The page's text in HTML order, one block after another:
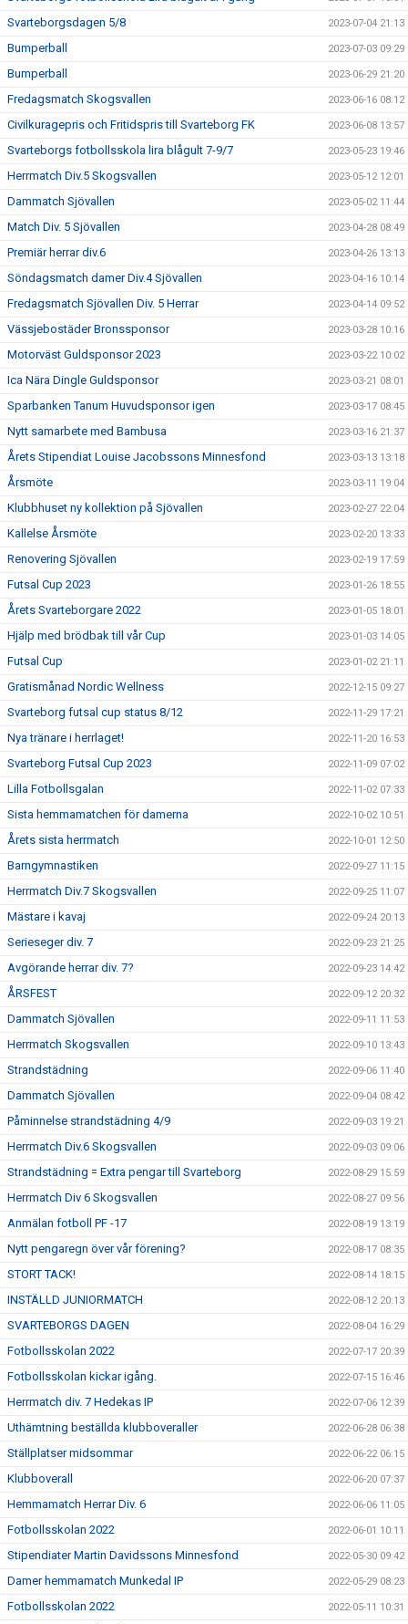
Svarteborgsdagen 5/8 2023-07-04 21:13
Bumperball 2023-07-03 09:29
Bumperball 2023-06-29 21:20
Fredagsmatch Skogsvallen 2023-06-16 08:12
Civilkuragepris och Fritidspris till Svarteborg FK 2023-06-08 13:57
Svarteborgs fotbollsskola lira blågult 7-9/7 2023-05-23 19:46
Herrmatch Div.5 Skogsvallen 2023-05-12 12:01
Dammatch Sjövallen 2023-05-02 11:44
Match Div. 5 Sjövallen 2023-04-28 08:49
Premiär herrar div.6 2023-04-26 13:13
Söndagsmatch damer Div.4 Sjövallen 2023-04-16 10:14
Fredagsmatch Sjövallen Div. 5 Herrar 2023-04-14 09:52
Vässjebostäder Bronssponsor 2023-03-28 10:16
Motorväst Guldsponsor 2023 2023-03-22 10:02
Ica Nära Dingle Guldsponsor 2023-03-21 08:01
Sparbanken Tanum Huvudsponsor igen 2023-03-17 08:45
Nytt samarbete med Bambusa 2023-03-16 21:37
Årets Stipendiat Louise Jacobssons Minnesfond 2023-03-13 13:18
Årsmöte 2023-03-11 19:04
Klubbhuset ny kollektion på Sjövallen 2023-02-27 22:04
Kallelse Årsmöte 2023-02-20 13:33
Renovering Sjövallen 2023-02-19 17:59
Futsal Cup 2023 2023-01-26 18:55
Årets Svarteborgare 2022 2023-01-05 18:01
Hjälp med brödbak till vår Cup 2023-01-03 14:05
Futsal Cup 2023-01-02 21:11
Gratismånad Nordic Wellness 2022-12-15 09:27
Svarteborg futsal cup status 8/12 2022-11-29 17:21
Nya tränare i herrlaget! 2022-11-20 16:53
Svarteborg Futsal Cup 2023 2022-11-09 07:02
Lilla Fotbollsgalan 2022-11-02 07:33
Sista hemmamatchen för damerna 2022-10-02 10:51
Årets sista herrmatch 2022-10-01 12:50
Barngymnastiken 2022-09-27 11:15
Herrmatch Div.7 Skogsvallen 2022-09-25 11:07
Mästare i kavaj 2022-09-24 20:13
Serieseger div. 7 2022-09-23 21:25
Avgörande herrar div. 7? 2022-09-23 14:42
ÅRSFEST 2022-09-12 20:32
Dammatch Sjövallen 2022-09-11 11:53
Herrmatch Skogsvallen 2022-09-10 13:43
Strandstädning 2022-09-06 11:40
Dammatch Sjövallen 2022-09-04 08:42
Påminnelse strandstädning 4/9 2022-09-03 19:21
Herrmatch Div.6 Skogsvallen 2022-09-03 09:06
Strandstädning = Extra pengar till Svarteborg 2022-08-29 15:59
Herrmatch Div 6 Skogsvallen 2022-08-27 09:56
Anmälan fotboll PF -17 2022-08-19 13:19
Nytt pengaregn över vår förening? 2022-08-17 08:35
STORT TACK! 2022-08-14 18:15
INSTÄLLD JUNIORMATCH 2022-08-12 20:13
SVARTEBORGS DAGEN 2022-08-04 16:29
Fotbollsskolan 2022 2022-07-17 20:39
Fotbollsskolan kickar igång. 2022-07-15 16:46
Herrmatch div. 7 Hedekas IP 2022-07-06 12:39
Uthämtning beställda klubboveraller 2022-06-28 06:38
Ställplatser midsommar 2022-06-22 06:15
Klubboverall 2022-06-20 07:37
Hemmamatch Herrar Div. 6 2022-06-06 11:05
Fotbollsskolan 2022 2022-06-01 10:11
Stipendiater Martin Davidssons Minnesfond 2022-05-30 09:42
Damer hemmamatch Munkedal IP 2022-05-29 08:23
Fotbollsskolan 2022 2022-05-11 10:31